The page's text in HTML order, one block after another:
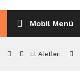
Mobil Menü
El Aletleri